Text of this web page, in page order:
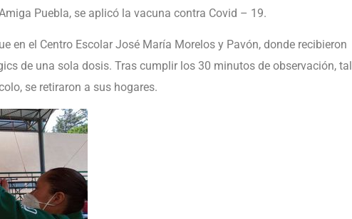
Puebla, se aplicó la vacuna contra Covid – 19.
en el Centro Escolar José María Morelos y Pavón, donde recibieron
de una sola dosis. Tras cumplir los 30 minutos de observación, tal
se retiraron a sus hogares.